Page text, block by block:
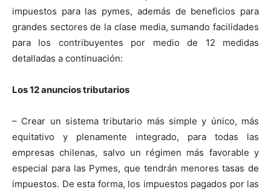
impuestos para las pymes, además de beneficios para
grandes sectores de la clase media, sumando facilidades
para los contribuyentes por medio de 12 medidas
detalladas a continuación:
Los 12 anuncios tributarios
– Crear un sistema tributario más simple y único, más
equitativo y plenamente integrado, para todas las
empresas chilenas, salvo un régimen más favorable y
especial para las Pymes, que tendrán menores tasas de
impuestos. De esta forma, los impuestos pagados por las